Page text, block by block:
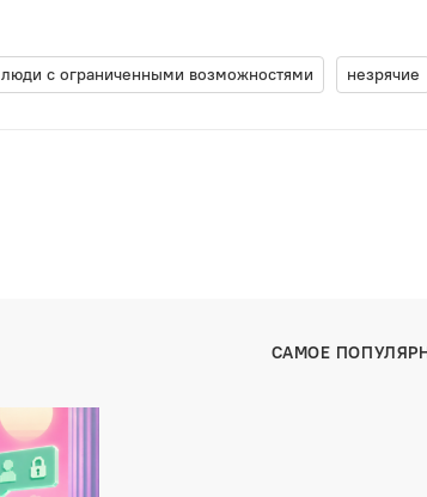
люди с ограниченными возможностями незрячие
САМОЕ